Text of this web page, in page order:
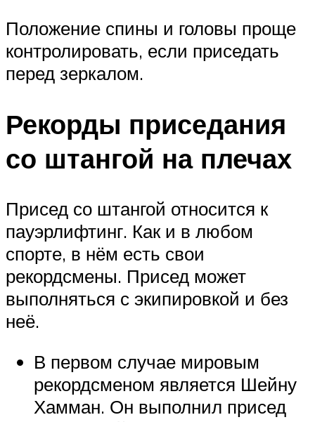
Положение спины и головы проще
контролировать, если приседать
перед зеркалом.
Рекорды приседания
со штангой на плечах
Присед со штангой относится к
пауэрлифтинг. Как и в любом
спорте, в нём есть свои
рекордсмены. Присед может
выполняться с экипировкой и без
неё.
В первом случае мировым
рекордсменом является Шейну
Хамман. Он выполнил присед